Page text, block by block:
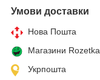
Умови доставки
Нова Пошта
Магазини Rozetka
Укрпошта